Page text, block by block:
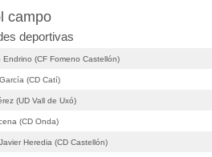
campo
deportivas
Endrino (CF Fomeno Castellón)
(CD Catí)
(UD Vall de Uxó)
(CD Onda)
Heredia (CD Castellón)